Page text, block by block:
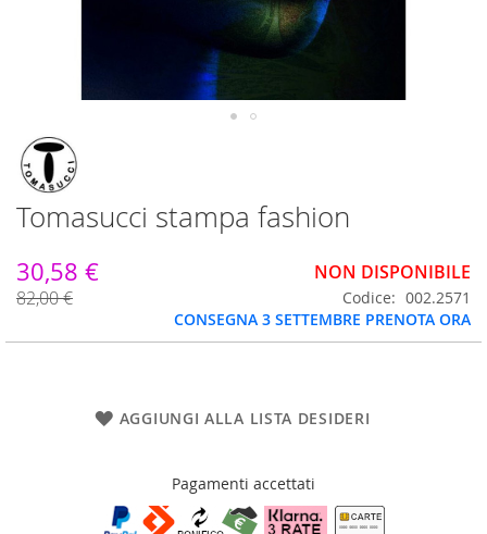
Vai
all'inizio
della
galleria
di
Tomasucci stampa fashion
30,58 €
82,00 €
NON DISPONIBILE
Codice
002.2571
CONSEGNA 3 SETTEMBRE PRENOTA ORA
AGGIUNGI ALLA LISTA DESIDERI
Pagamenti accettati